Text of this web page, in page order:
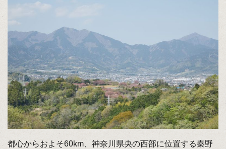
都心からおよそ60km、神奈川県央の西部に位置する秦野